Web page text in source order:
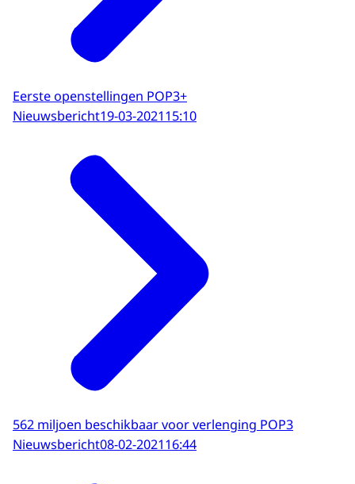
Eerste openstellingen POP3+
Nieuwsbericht19-03-202115:10
562 miljoen beschikbaar voor verlenging POP3
Nieuwsbericht08-02-202116:44